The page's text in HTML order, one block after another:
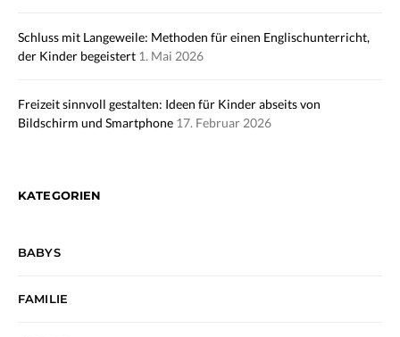
Schluss mit Langeweile: Methoden für einen Englischunterricht,
der Kinder begeistert 1. Mai 2026
Freizeit sinnvoll gestalten: Ideen für Kinder abseits von
Bildschirm und Smartphone 17. Februar 2026
KATEGORIEN
BABYS
FAMILIE